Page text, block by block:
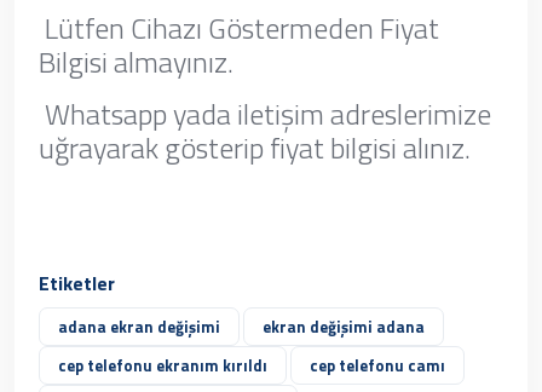
Lütfen Cihazı Göstermeden Fiyat
Bilgisi almayınız.
Whatsapp yada iletişim adreslerimize
uğrayarak gösterip fiyat bilgisi alınız.
Etiketler
adana ekran değişimi
ekran değişimi adana
cep telefonu ekranım kırıldı
cep telefonu camı